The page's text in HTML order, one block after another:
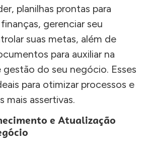
planilhas prontas para
gerenciar seu
suas metas, além de
para auxiliar na
do seu negócio. Esses
para otimizar processos e
mais assertivas.
e Atualização